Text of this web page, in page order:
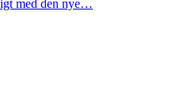
med den nye…